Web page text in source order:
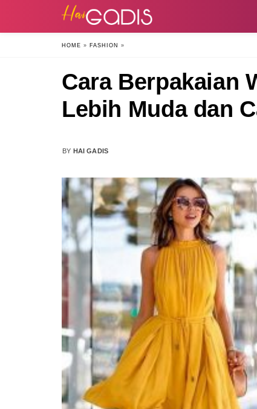
HOME » FASHION »
Cara Berpakaian
Lebih Muda dan
BY HAI GADIS